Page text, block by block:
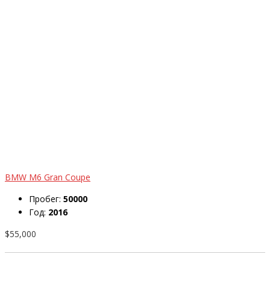
BMW M6 Gran Coupe
Пробег: 50000
Год: 2016
$55,000